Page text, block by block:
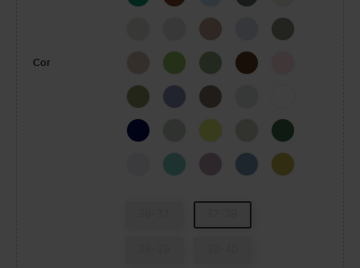
Cor
AtmosphereBandanaDreamscape
Elephant
Kiwi Moss-XCoffee
Exército Verde
Blue HazeTaupe
NAVY SHITAKEAcidity Field Green
Grape IceRetro Dusty LilacAstro BlueMeadow